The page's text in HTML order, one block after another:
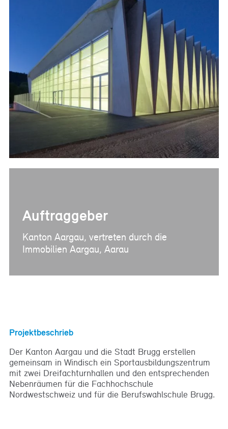
Bauherrenberatung
Immobilienberatung
Unternehmensberatung
Publikationen
News
Fachartikel
Projektbeschrieb
Der Kanton Aargau und die Stadt Brugg erstellen
gemeinsam in Windisch ein Sportausbildungszentrum
mit zwei Dreifachturnhallen und den entsprechenden
Nebenräumen für die Fachhochschule
Nordwestschweiz und für die Berufswahlschule Brugg.
Auftraggeber
Kanton Aargau, vertreten durch die
Immobilien Aargau, Aarau